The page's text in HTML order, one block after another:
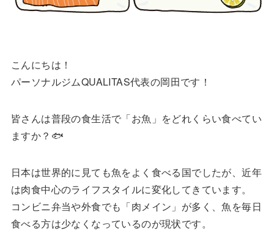
こんにちは！
パーソナルジムQUALITAS代表の岡田です！
皆さんは普段の食生活で「お魚」をどれくらい食べてい
ますか？🐟
日本は世界的に見ても魚をよく食べる国でしたが、近年
は肉食中心のライフスタイルに変化してきています。
コンビニ弁当や外食でも「肉メイン」が多く、魚を毎日
食べる方は少なくなっているのが現状です。